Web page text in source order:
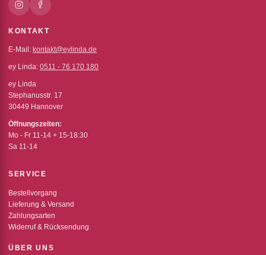
KONTAKT
E-Mail: kontakt@eylinda.de
ey Linda: 0511 - 76 170 180
ey Linda
Stephanusstr. 17
30449 Hannover
Öffnungszeiten:
Mo - Fr 11-14 + 15-18:30
Sa 11-14
SERVICE
Bestellvorgang
Lieferung & Versand
Zahlungsarten
Widerruf & Rücksendung
ÜBER UNS